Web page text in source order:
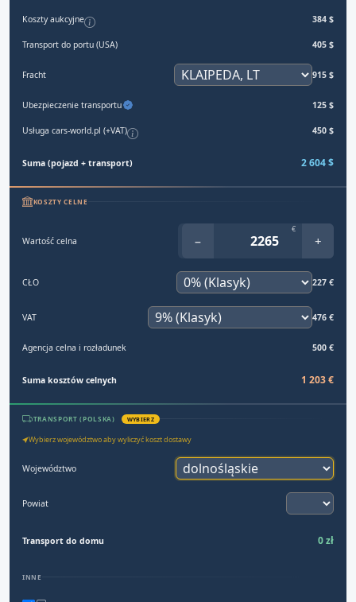
Koszty aukcyjne 384 $
Transport do portu (USA) 405 $
Fracht 915 $
Ubezpieczenie transportu 125 $
Usługa cars-world.pl (+VAT) 450 $
Suma (pojazd + transport) 2 604 $
KOSZTY CELNE
Wartość celna −
€
+
CŁO 227 €
VAT 476 €
Agencja celna i rozładunek 500 €
Suma kosztów celnych 1 203 €
TRANSPORT (POLSKA) WYBIERZ
Wybierz województwo aby wyliczyć koszt dostawy
Województwo
Powiat
Transport do domu 0 zł
INNE